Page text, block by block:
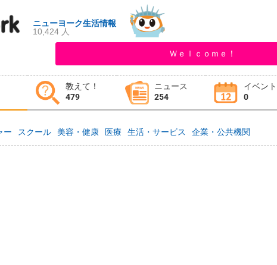
ニューヨーク生活情報
10,424 人
Ｗｅｌｃｏｍｅ！
教えて！
479
ニュース
254
イベント
0
ー スクール 美容・健康 医療 生活・サービス 企業・公共機関